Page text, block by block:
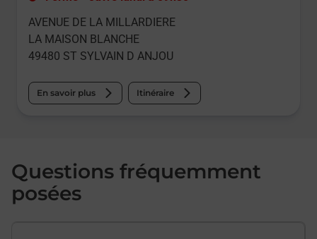
AVENUE DE LA MILLARDIERE
LA MAISON BLANCHE
49480 ST SYLVAIN D ANJOU
En savoir plus Itinéraire
Questions fréquemment
posées